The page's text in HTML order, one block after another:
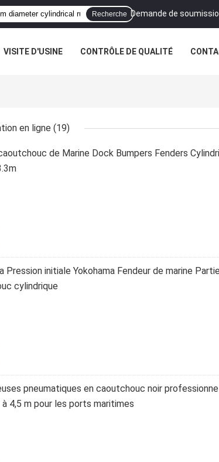
Demande de
Recherche
VISITE D'USINE CONTRÔLE DE QUALITÉ
en ligne (19)
de Marine Dock Bumpers Fenders
Pression initiale Yokohama Fendeur de marine
cylindrique
pneumatiques en caoutchouc noir
à 4,5 m pour les ports maritimes